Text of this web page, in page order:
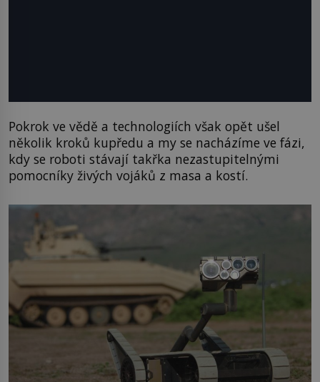
Pokrok ve vědě a technologiích však opět ušel
několik kroků kupředu a my se nacházíme ve fázi,
kdy se roboti stávají takřka nezastupitelnými
pomocníky živých vojáků z masa a kostí.